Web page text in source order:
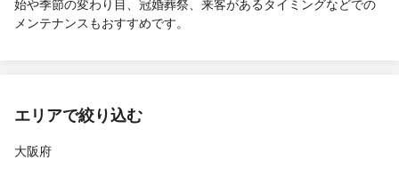
メンテナンスもおすすめです。
エリアで絞り込む
大阪府